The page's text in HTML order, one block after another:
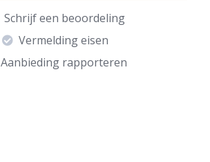
Schrijf een beoordeling
Vermelding eisen
Aanbieding rapporteren